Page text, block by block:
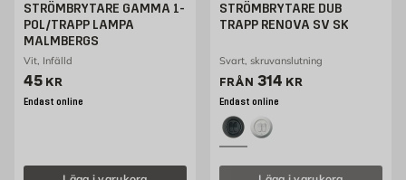
STRÖMBRYTARE GAMMA 1-
POL/TRAPP LAMPA
MALMBERGS
Vit, Infälld
Pris 45 kr
45 KR
Endast online
STRÖMBRYTARE DUB
TRAPP RENOVA SV SK
Svart, skruvanslutning
FRÅN Pris 314 kr
314 KR
Endast online